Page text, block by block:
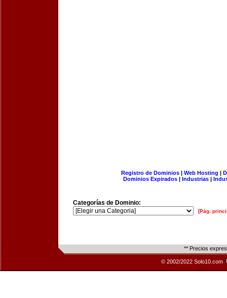
Registro de Dominios| Web Hosting |
Dominios Expirados | Industrias |
Categorías de Dominio:
[Pág.
** Precios
© 2002/2022 Solo10.com